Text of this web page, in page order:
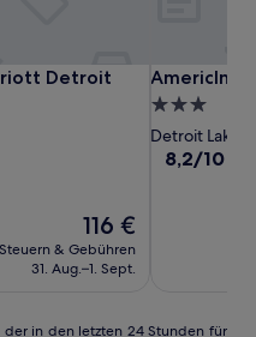
Fairfield
Inn
&
Suites
Detroit
Detroit Lakes
Der
Preis
beträgt
116 €
& Gebühren
31. Aug.–1. Sept.
AmericInn
by
Wyndham
Detroit
Lakes
AmericInn
AmericInn
3.0-
Sterne-
Unterkunft
Detroit Lakes
8.2
8,2/10
der in den letzten 24 Stunden für